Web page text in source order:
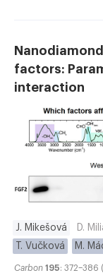
factors:
interaction
J. Mikešová D.
T. Vučková
M.
Carbon 195: 372–386